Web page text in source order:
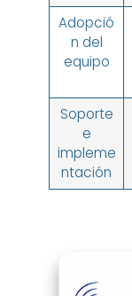
Adopció
n del
equipo
Soporte
e
impleme
ntación